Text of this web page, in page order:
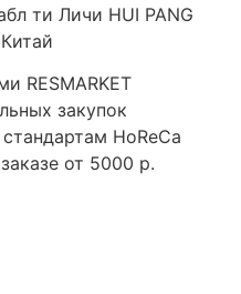
ти Личи HUI PANG
RESMARKET
закупок
HoReCa
от 5000 р.